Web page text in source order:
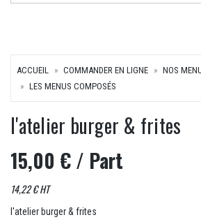
ACCUEIL COMMANDER EN LIGNE
NOS
LES MENUS COMPOSÉS
l'atelier burger & frites
15,00 €/ Part
14,22 € HT
l'atelier burger & frites